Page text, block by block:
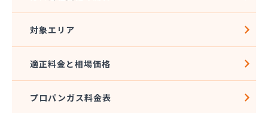
対象エリア
適正料金と相場価格
プロパンガス料金表